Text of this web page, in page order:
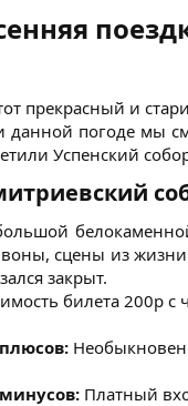
прекрасный и
данной погоде мы
Успенский
сцены из
закрыт.
билета 200р с
Платный